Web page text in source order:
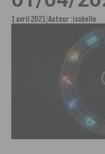
1 avril 2021 Auteur :isabelle